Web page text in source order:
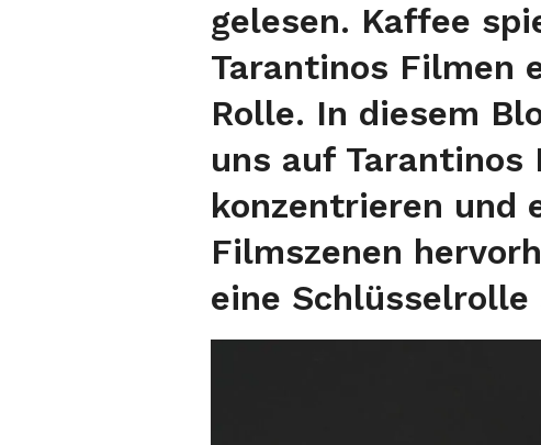
gelesen. Kaffee
Tarantinos Filmen
Rolle. In diesem
uns auf Tarantinos
konzentrieren und
Filmszenen
eine